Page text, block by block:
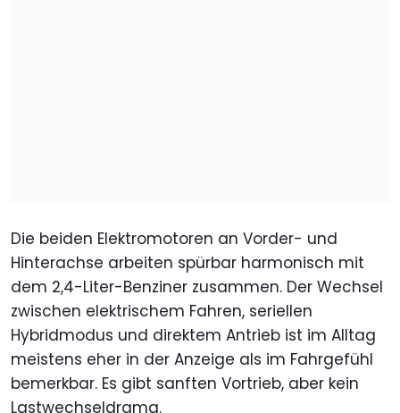
Die beiden Elektromotoren an Vorder- und
Hinterachse arbeiten spürbar harmonisch mit
dem 2,4-Liter-Benziner zusammen. Der Wechsel
zwischen elektrischem Fahren, seriellen
Hybridmodus und direktem Antrieb ist im Alltag
meistens eher in der Anzeige als im Fahrgefühl
bemerkbar. Es gibt sanften Vortrieb, aber kein
Lastwechseldrama.